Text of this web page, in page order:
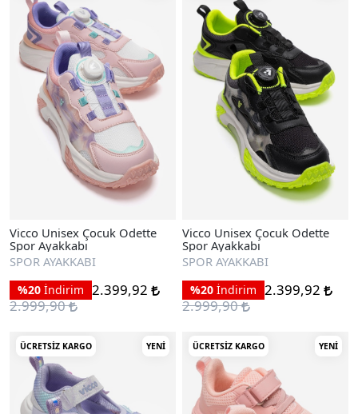
Vicco Unisex Çocuk Odette
Spor Ayakkabı
SPOR AYAKKABI
%20 İndirim 2.399,92
2.999,90
Vicco Unisex Çocuk Odette
Spor Ayakkabı
SPOR AYAKKABI
%20 İndirim 2.399,92
2.999,90
ÜCRETSIZ KARGO YENI ÜCRETSIZ KARGO YENI